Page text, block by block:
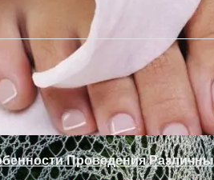
Газон К Холодам Или Как
Проведения